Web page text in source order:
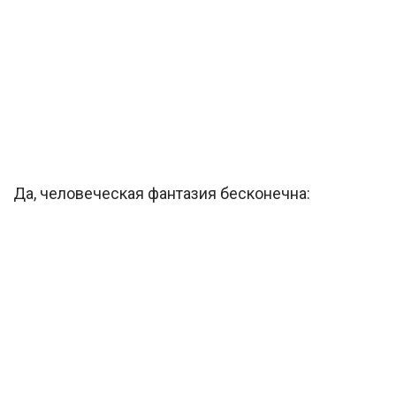
Да, человеческая фантазия бесконечна: